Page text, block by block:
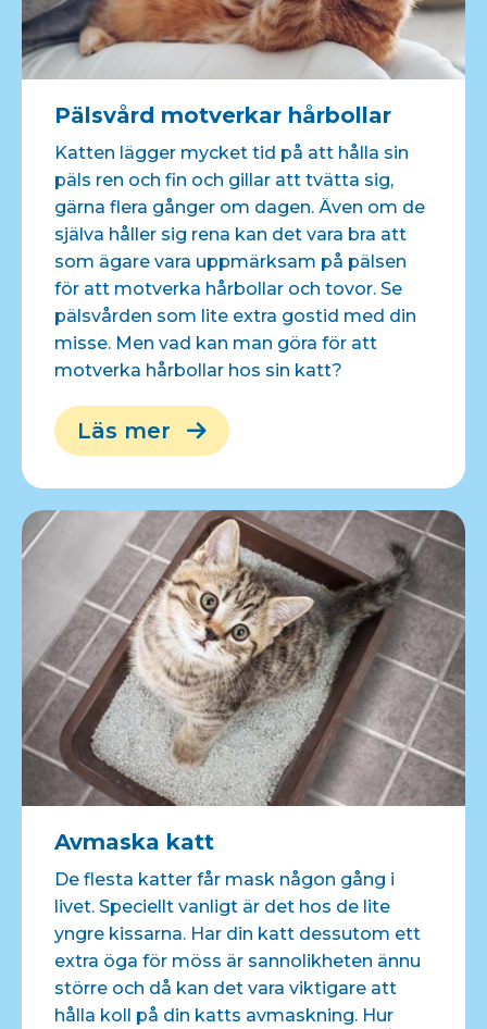
Pälsvård motverkar hårbollar
Katten lägger mycket tid på att hålla sin
päls ren och fin och gillar att tvätta sig,
gärna flera gånger om dagen. Även om de
själva håller sig rena kan det vara bra att
som ägare vara uppmärksam på pälsen
för att motverka hårbollar och tovor. Se
pälsvården som lite extra gostid med din
misse. Men vad kan man göra för att
motverka hårbollar hos sin katt?
Läs mer
Avmaska katt
De flesta katter får mask någon gång i
livet. Speciellt vanligt är det hos de lite
yngre kissarna. Har din katt dessutom ett
extra öga för möss är sannolikheten ännu
större och då kan det vara viktigare att
hålla koll på din katts avmaskning. Hur